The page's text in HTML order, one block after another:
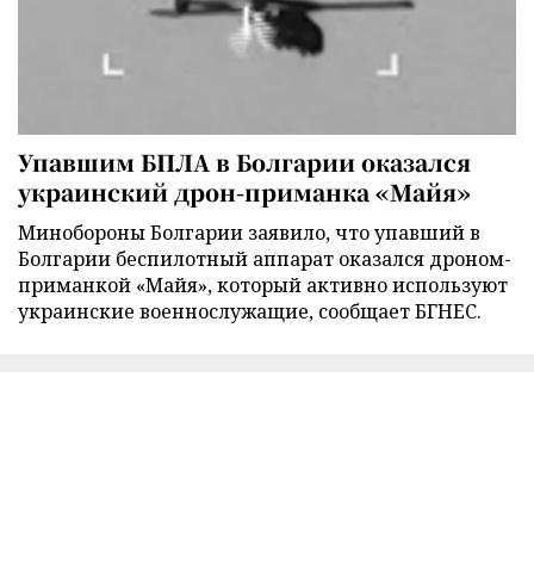
Упавшим БПЛА в Болгарии оказался
украинский дрон-приманка «Майя»
Минобороны Болгарии заявило, что упавший в
Болгарии беспилотный аппарат оказался дроном-
приманкой «Майя», который активно используют
украинские военнослужащие, сообщает БГНЕС.